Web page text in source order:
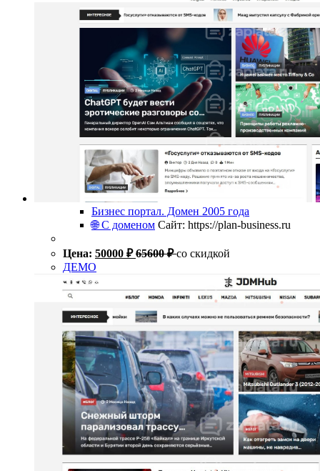
Бизнес портал. Домен 2005 года
🌐 С доменом Сайт: https://plan-business.ru
Цена: 50000 ₽ 65600₽ со скидкой
ДЕМО